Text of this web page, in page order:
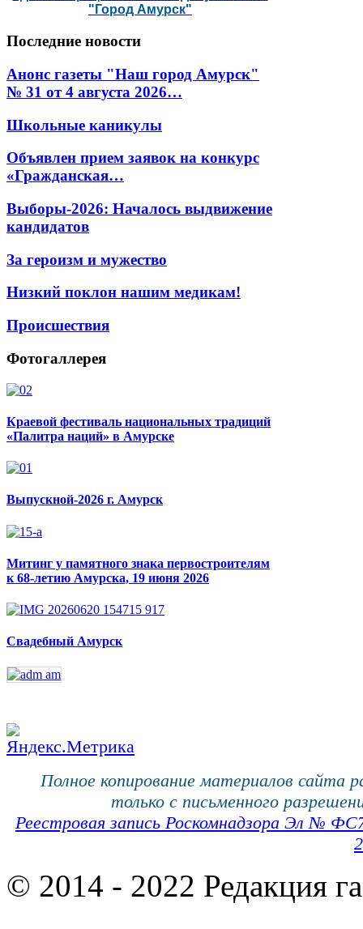
"Город Амурск"
Последние новости
Анонс газеты "Наш город Амурск"
№ 31 от 4 августа 2026…
Школьные каникулы
Объявлен прием заявок на конкурс
«Гражданская…
Выборы-2026: Началось выдвижение
кандидатов
За героизм и мужество
Низкий поклон нашим медикам!
Происшествия
Фотогаллерея
Краевой фестиваль национальных традиций
«Палитра наций» в Амурске
Выпускной-2026 г. Амурск
Митинг у памятного знака первостроителям
к 68-летию Амурска, 19 июня 2026
Свадебный Амурск
Полное копирование материалов сайта
только с письменного
Реестровая запись Роскомнадзора Эл №
© 2014 - 2022 Редакция